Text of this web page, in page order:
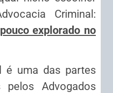
Criminal:
explorado no
é uma das partes
pelos Advogados